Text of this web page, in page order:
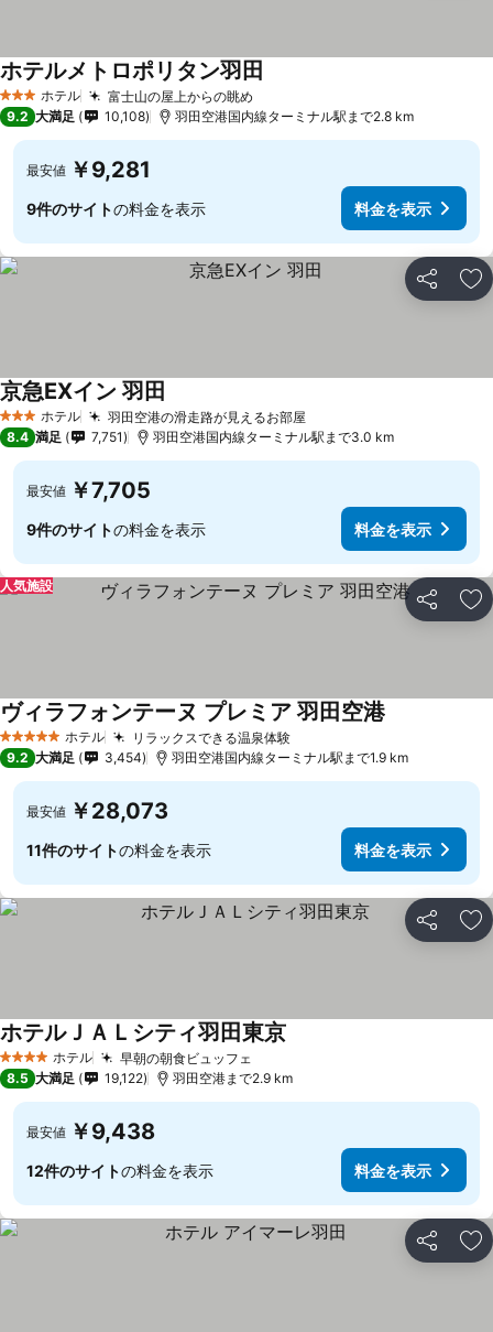
3 ホテルのランク
ホテル 富士山の屋上からの眺め
ホテルメトロポリタン羽田
9.2 大満足 10,108 羽田空港国内線ターミナル駅まで2.8 km
最安値 ￥9,281
9件のサイトの料金を表示 料金を表示
シェア お
3 ホテルのランク
ホテル 羽田空港の滑走路が見えるお部屋
京急EXイン 羽田
8.4 満足 7,751 羽田空港国内線ターミナル駅まで3.0 km
最安値 ￥7,705
9件のサイトの料金を表示 料金を表示
シェア お
人気施設
5 ホテルのランク
ホテル リラックスできる温泉体験
ヴィラフォンテーヌ プレミア 羽田空港
9.2 大満足 3,454 羽田空港国内線ターミナル駅まで1.9 km
最安値 ￥28,073
11件のサイトの料金を表示 料金を表示
シェア お
4 ホテルのランク
ホテル 早朝の朝食ビュッフェ
ホテルＪＡＬシティ羽田東京
8.5 大満足 19,122 羽田空港まで2.9 km
最安値 ￥9,438
12件のサイトの料金を表示 料金を表示
シェア お